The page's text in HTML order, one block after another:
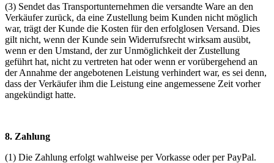
(3) Sendet das Transportunternehmen die versandte Ware an den
Verkäufer zurück, da eine Zustellung beim Kunden nicht möglich
war, trägt der Kunde die Kosten für den erfolglosen Versand. Dies
gilt nicht, wenn der Kunde sein Widerrufsrecht wirksam ausübt,
wenn er den Umstand, der zur Unmöglichkeit der Zustellung
geführt hat, nicht zu vertreten hat oder wenn er vorübergehend an
der Annahme der angebotenen Leistung verhindert war, es sei denn,
dass der Verkäufer ihm die Leistung eine angemessene Zeit vorher
angekündigt hatte.
8. Zahlung
(1) Die Zahlung erfolgt wahlweise per Vorkasse oder per PayPal.